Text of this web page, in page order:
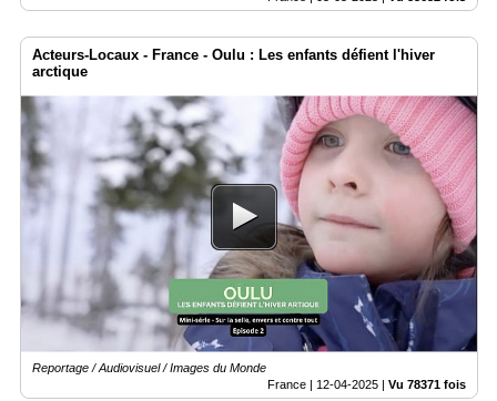
Acteurs-Locaux - France - Oulu : Les enfants défient l'hiver
arctique
Reportage / Audiovisuel / Images du Monde
France | 12-04-2025 | Vu 78371 fois